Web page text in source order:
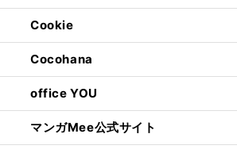
Cookie
Cocohana
office YOU
マンガMee公式サイト